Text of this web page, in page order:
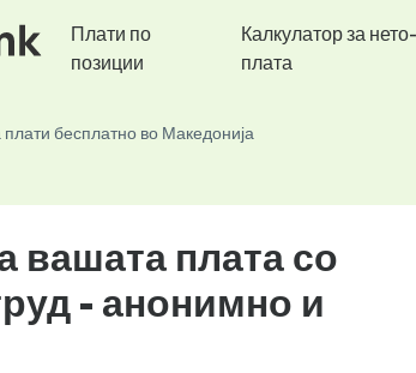
Плати по
позиции
Калкулатор за
плата
бесплатно во Македонија
вашата плата со
- анонимно и